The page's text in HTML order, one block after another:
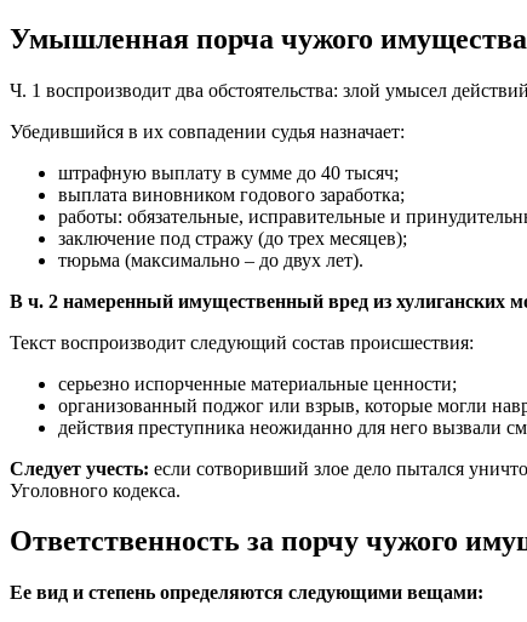
Умышленная порча чужого
Ч. 1 воспроизводит два обстоятельства: злой умысел
Убедившийся в их совпадении судья назначает:
штрафную выплату в сумме до 40 тысяч;
выплата виновником годового заработка;
работы: обязательные, исправительные и
заключение под стражу (до трех месяцев);
тюрьма (максимально – до двух лет).
В ч. 2 намеренный имущественный вред из хулиганских
Текст воспроизводит следующий состав происшествия:
серьезно испорченные материальные ценности;
организованный поджог или взрыв, которые могли
действия преступника неожиданно для него вызвали
Следует учесть: если сотворивший злое дело пытался
Уголовного кодекса.
Ответственность за порчу чужого
Ее вид и степень определяются следующими вещами: